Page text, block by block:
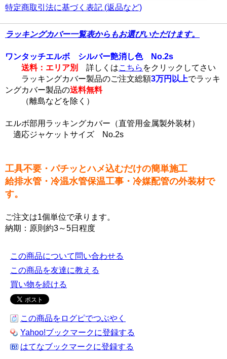
特定商取引法に基づく表記 (返品など)
ラッキングカバー一覧表からもお選びいただけます。
ワンタッチエルボ シルバー艶消し色 No.2s
送料：エリア別
詳しくはこちら をクリックしてさい
ラッキングカバー製品のご注文総額3万円以上でラッキ
ングカバー製品の送料無料
（離島などを除く）
エルボ部用ラッキングカバー（直管用金属製外装材）
適応ジャケットサイズ No.2s
工具不要・パチッとハメ込むだけの簡単施工
給排水管・冷温水管保温工事・冷媒配管の外装材で
す。
ご注文は1個単位で承ります。
納期：原則約3～5日程度
この商品について問い合わせる
この商品を友達に教える
買い物を続ける
この商品をログピでつぶやく
Yahoo!ブックマークに登録する
はてなブックマークに登録する